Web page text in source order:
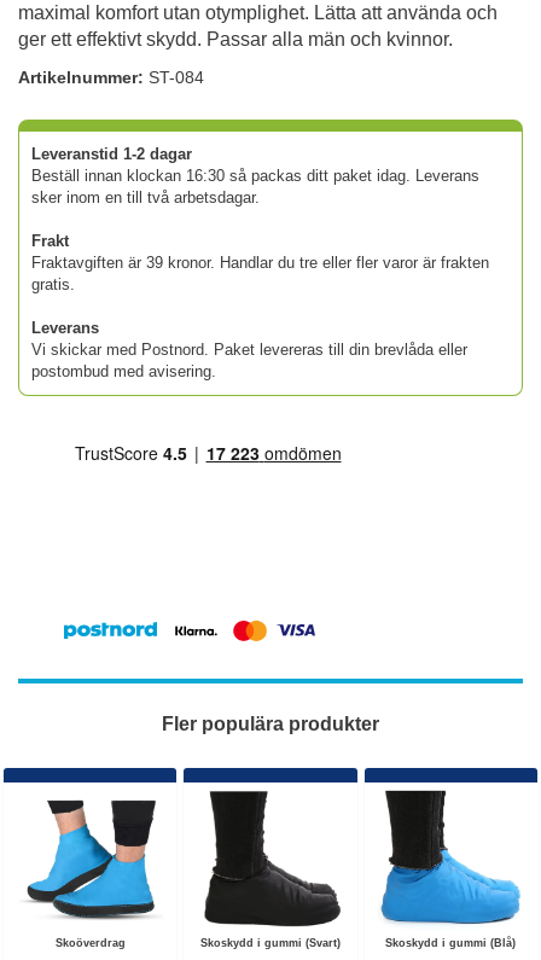
maximal komfort utan otymplighet. Lätta att använda och
ger ett effektivt skydd. Passar alla män och kvinnor.
Artikelnummer: ST-084
Leveranstid 1-2 dagar
Beställ innan klockan 16:30 så packas ditt paket idag. Leverans
sker inom en till två arbetsdagar.
Frakt
Fraktavgiften är 39 kronor. Handlar du tre eller fler varor är frakten
gratis.
Leverans
Vi skickar med Postnord. Paket levereras till din brevlåda eller
postombud med avisering.
Fler populära produkter
Skoöverdrag Skoskydd i gummi (Svart) Skoskydd i gummi (Blå)